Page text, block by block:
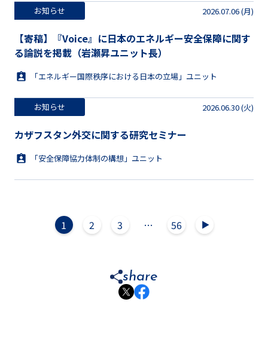
お知らせ 2026.07.06 (月)
【寄稿】『Voice』に日本のエネルギー安全保障に関す
る論説を掲載（岩瀬昇ユニット長）
「エネルギー国際秩序における日本の立場」ユニット
お知らせ 2026.06.30 (火)
カザフスタン外交に関する研究セミナー
「安全保障協力体制の構想」ユニット
1 2 3 … 56 ▲
share